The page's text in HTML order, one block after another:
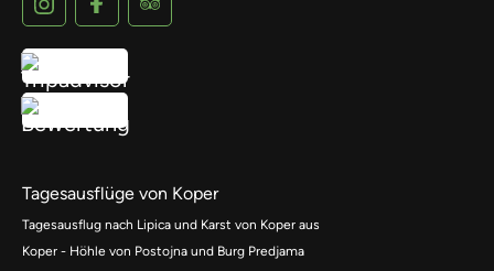
Tagesausflüge von Koper
Tagesausflug nach Lipica und Karst von Koper aus
Koper - Höhle von Postojna und Burg Predjama